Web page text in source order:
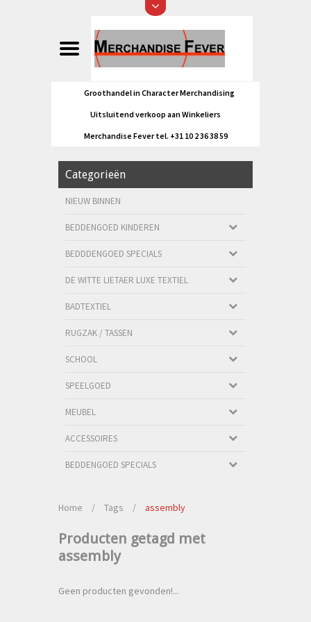
Groothandel in Character Merchandising
Uitsluitend verkoop aan Winkeliers
Merchandise Fever tel. +31 10 2 36 38 59
Categorieën
NIEUW BINNEN
BEDDENGOED KINDEREN
BEDDDENGOED SPECIALS
DE WITTE LIETAER LUXE TEXTIEL
BADTEXTIEL
RUGZAK / TASSEN
SCHOOL
SPEELGOED
MEUBEL
ACCESSOIRES
BEDDENGOED SPECIALS
Home / Tags / assembly
Producten getagd met
assembly
Geen producten gevonden!...